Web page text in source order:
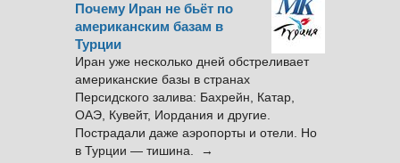
Почему Иран не бьёт по
американским базам в
Турции
Иран уже несколько дней обстреливает
американские базы в странах
Персидского залива: Бахрейн, Катар,
ОАЭ, Кувейт, Иордания и другие.
Пострадали даже аэропорты и отели. Но
в Турции — тишина. →